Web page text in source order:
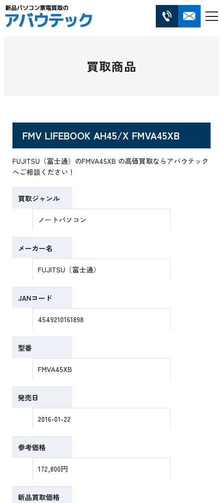
買取商品
FMV LIFEBOOK AH45/X FMVA45XB
FUJITSU（富士通）のFMVA45XB の高価買取ならアバウテック
へご相談ください！
買取ジャンル
ノートパソコン
メーカー名
FUJITSU（富士通）
JANコード
4549210161898
型番
FMVA45XB
発売日
2016-01-22
参考価格
172,800円
新品買取価格